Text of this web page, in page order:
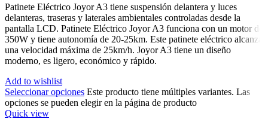
Patinete Eléctrico Joyor A3 tiene suspensión delantera y luces
delanteras, traseras y laterales ambientales controladas desde la
pantalla LCD. Patinete Eléctrico Joyor A3 funciona con un motor de
350W y tiene autonomía de 20-25km. Este patinete eléctrico alcanza
una velocidad máxima de 25km/h. Joyor A3 tiene un diseño
moderno, es ligero, económico y rápido.
Add to wishlist
Seleccionar opciones Este producto tiene múltiples variantes. Las
opciones se pueden elegir en la página de producto
Quick view